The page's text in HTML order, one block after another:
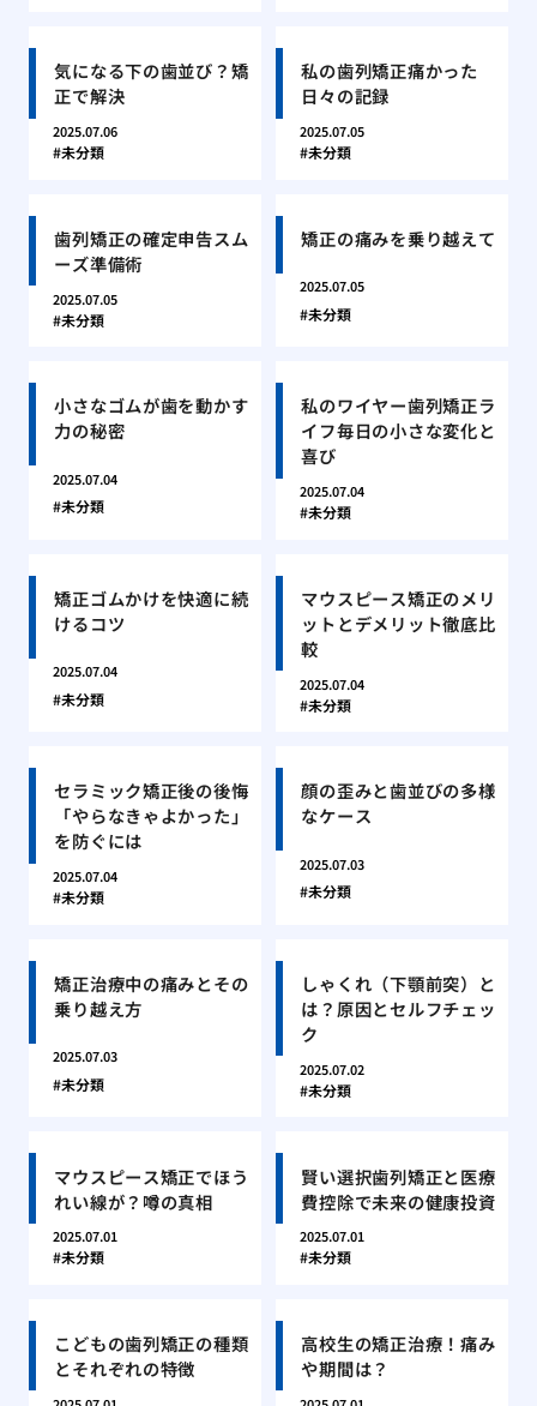
気になる下の歯並び？矯
正で解決
2025.07.06
未分類
私の歯列矯正痛かった
日々の記録
2025.07.05
未分類
歯列矯正の確定申告スム
ーズ準備術
2025.07.05
未分類
矯正の痛みを乗り越えて
2025.07.05
未分類
小さなゴムが歯を動かす
力の秘密
2025.07.04
未分類
私のワイヤー歯列矯正ラ
イフ毎日の小さな変化と
喜び
2025.07.04
未分類
矯正ゴムかけを快適に続
けるコツ
2025.07.04
未分類
マウスピース矯正のメリ
ットとデメリット徹底比
較
2025.07.04
未分類
セラミック矯正後の後悔
「やらなきゃよかった」
を防ぐには
2025.07.04
未分類
顔の歪みと歯並びの多様
なケース
2025.07.03
未分類
矯正治療中の痛みとその
乗り越え方
2025.07.03
未分類
しゃくれ（下顎前突）と
は？原因とセルフチェッ
ク
2025.07.02
未分類
マウスピース矯正でほう
れい線が？噂の真相
2025.07.01
未分類
賢い選択歯列矯正と医療
費控除で未来の健康投資
2025.07.01
未分類
こどもの歯列矯正の種類
とそれぞれの特徴
高校生の矯正治療！痛み
や期間は？